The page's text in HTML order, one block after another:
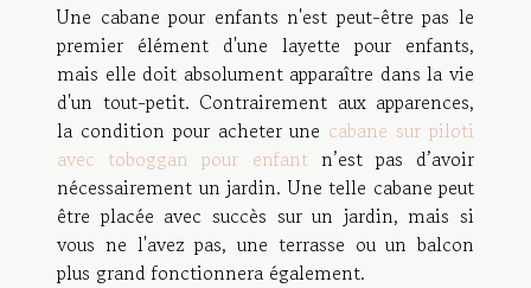
Une cabane pour enfants n'est peut-être pas le
premier élément d'une layette pour enfants,
mais elle doit absolument apparaître dans la vie
d'un tout-petit. Contrairement aux apparences,
la condition pour acheter une cabane sur piloti
avec toboggan pour enfantn’est pas d’avoir
nécessairement un jardin. Une telle cabane peut
être placée avec succès sur un jardin, mais si
vous ne l'avez pas, une terrasse ou un balcon
plus grand fonctionnera également.